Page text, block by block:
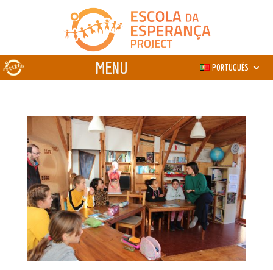
PORTUGUÊS